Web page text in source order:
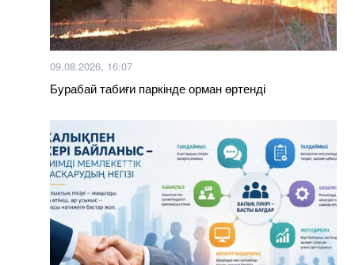
09.08.2026, 16:07
Бурабай табиғи паркінде орман өртенді